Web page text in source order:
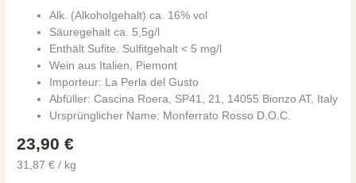
Alk. (Alkoholgehalt) ca. 16% vol
Säuregehalt ca. 5,5g/l
Enthält Sufite. Sulfitgehalt < 5 mg/l
Wein aus Italien, Piemont
Importeur: La Perla del Gusto
Abfüller: Cascina Roera, SP41, 21, 14055 Bionzo AT, Italy
Ursprünglicher Name: Monferrato Rosso D.O.C.
23,90€
31,87 € / kg